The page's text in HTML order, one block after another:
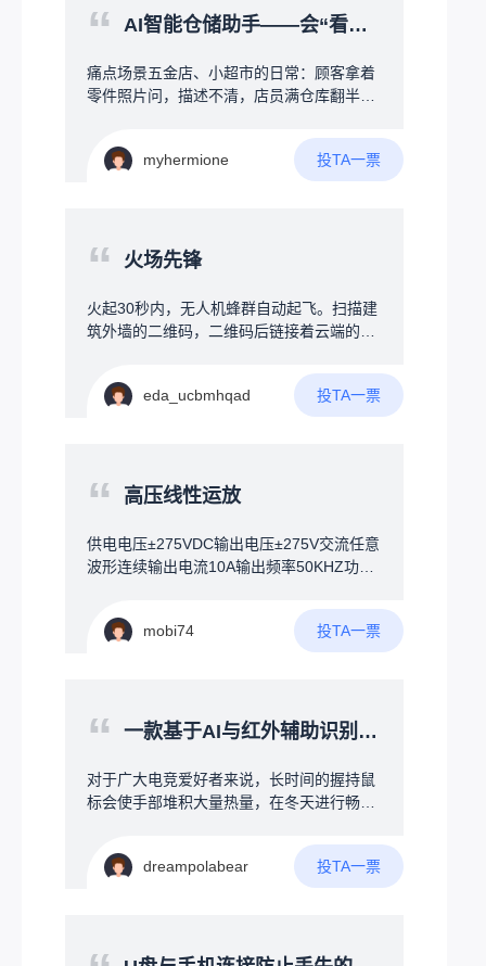
说加上时间、日期什么的，并且要求体积小
一些，希望能有大佬看到后分享一些方案之
以持续通电PID控温，保证一直有热水，还
水，减少烧水等待时间，使用全自动洗衣机
方式接管水管和加热器，真正无需人干预智
加上屏幕及按键用来设定参数，连接WIFI可
以远程取消烧水、汇报温度，有条件加上触
“ AI智能仓储助手——会“看图听话”的智能货架地图
痛点场景五金店、小超市的日常：顾客拿着
零件照片问，描述不清，店员满仓库翻半
要记几百上千种物料位置，新手入职成本
高。创意方案一个大屏+AI大脑的智能终
端，挂在仓库或货架旁，帮店员和顾客“秒找
接标注货物在哪排哪层，不用扯着嗓子满仓
说：“帮我找一下墙上打孔的那种小黄螺
丝”，AI立刻匹配到正确物料，并在地图上标
实用的功能。顾客不知道名字？拿旧零件直
接对着屏幕摄像头拍照，系统自动识别图片
了自动弹提醒，语音喊一嗓子“还剩3个，该
补货了！”；智能盘点：手机扫码或拍照，系
卖得最好”，AI自动分析。硬件方案一块普通
大屏触控电视+一个小电脑盒子，比工业一
myhermione 投TA一票
“ 火场先锋
火起30秒内，无人机蜂群自动起飞。扫描建
筑外墙的二维码，二维码后链接着云端的建
在哪、房间分布、当前火点、人员手机定
位。用定向电磁波穿透建筑，将险情告知在
房间睡觉的人，厕所玩手机的人，一团乱哄
点：技术可行，但需跨越"运营商合作"和"消
个人都生气，运用了地震时强制接管你手机
的技术。核心壁垒在集成：AI算法、通信协
见人，红外线扫描没用，容易遗漏。三：人
人抱着手机不撒手，睡觉，上厕所，逛商
栓，对火情压制，等待消防员到来。
eda_ucbmhqad 投TA一票
“ 高压线性运放
供电电压±275VDC输出电压±275V交流任意
波形连续输出电流10A输出频率50KHZ功率
工作温度-40-+85°失调电压0.5mv失调电流1
0pA输入电容4pF共模抑制比110DB开环增
益108DB压摆率1000V/uS建立时间750nS
mobi74 投TA一票
“ 一款基于AI与红外辅助识别的冷暖风扇（桌面级为游戏而定）
对于广大电竞爱好者来说，长时间的握持鼠
标会使手部堆积大量热量，在冬天进行畅快
背冰凉。为什么就没有人能制作一款（AI与
红外辅助识别手部温度的冷暖风扇）来为广
大电竞爱好者解决此问题呢（ps:本人经常打
型冷热风扇可以采用半导体的制冷模式（例
dreampolabear 投TA一票